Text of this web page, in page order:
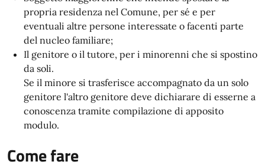
propria residenza nel Comune, per sé e per
eventuali altre persone interessate o facenti parte
del nucleo familiare;
Il genitore o il tutore, per i minorenni che si spostino
da soli.
Se il minore si trasferisce accompagnato da un solo
genitore l'altro genitore deve dichiarare di esserne a
conoscenza tramite compilazione di apposito
modulo.
Come fare